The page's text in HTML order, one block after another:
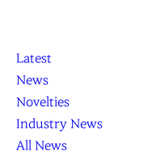
K
L
O
C
C
닫
기
K
L
O
C
C
Latest
News
Novelties
Industry News
All News